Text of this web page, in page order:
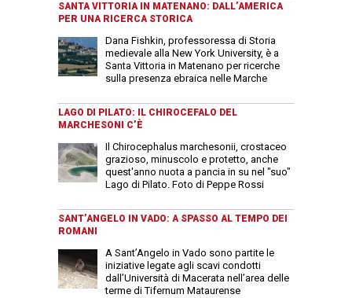
SANTA VITTORIA IN MATENANO: DALL’AMERICA
PER UNA RICERCA STORICA
Dana Fishkin, professoressa di Storia
medievale alla New York University, è a
Santa Vittoria in Matenano per ricerche
sulla presenza ebraica nelle Marche
LAGO DI PILATO: IL CHIROCEFALO DEL
MARCHESONI C’È
Il Chirocephalus marchesonii, crostaceo
grazioso, minuscolo e protetto, anche
quest'anno nuota a pancia in su nel "suo"
Lago di Pilato. Foto di Peppe Rossi
SANT’ANGELO IN VADO: A SPASSO AL TEMPO DEI
ROMANI
A Sant’Angelo in Vado sono partite le
iniziative legate agli scavi condotti
dall’Università di Macerata nell’area delle
terme di Tifernum Mataurense